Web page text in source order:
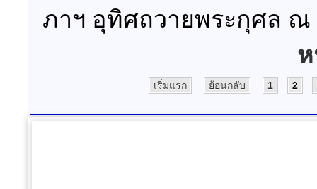
ภาฯ อุทิศถวายพระกุศล ณ
ห
เริ่มแรก ย้อนกลับ 1 2